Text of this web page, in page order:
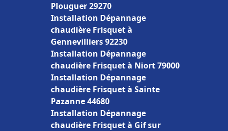
Plouguer 29270
Installation Dépannage
chaudière Frisquet à
Gennevilliers 92230
Installation Dépannage
chaudière Frisquet à Niort 79000
Installation Dépannage
chaudière Frisquet à Sainte
Pazanne 44680
Installation Dépannage
chaudière Frisquet à Gif sur